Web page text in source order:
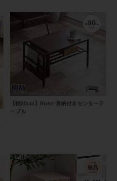
【幅80cm】Ruan 収納付きセンターテ
ーブル